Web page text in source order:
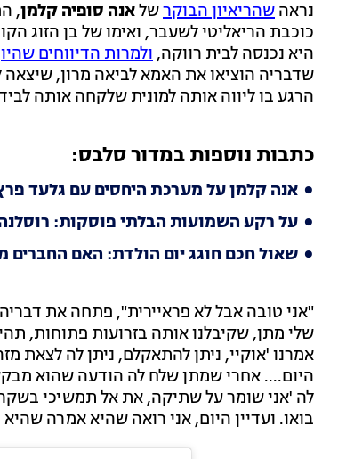
נראה שהריאיון הבוקרשלאנה סופיה קלמן,
כוכבת הריאליטי לשעבר, ואימו של בן הזוג
היא נכנסה לבית רווקה,ולמרות הדיווחים שהיו
שדבריה הוציאו את האמא לביאה מרון, שיצאה
הרגע בו ליווה אותה למונית שלקחה אותה
כתבות נוספות במדור סלבס:
אנה קלמן על מערכת היחסים עם גלעד
על רקע השמועות הבלתי פוסקות:
שאול חכם חוגג יום הולדת: האם החברים
"אני טובה אבל לא פראיירית", פתחה את
שלי מתן, שקיבלנו אותה בזרועות פתוחות,
אמרנו 'אוקיי, ניתן להתאקלם, ניתן לה לצאת
היום.... אחרי שמתן שלח לה הודעה שהוא
לה 'אני שומר על שתיקה, את אל תמשיכי
בואו. ועדיין היום, אני רואה שהיא אמרה